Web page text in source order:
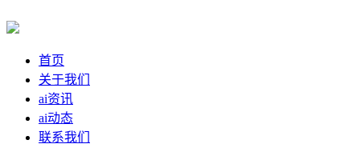
首页
关于我们
ai资讯
ai动态
联系我们